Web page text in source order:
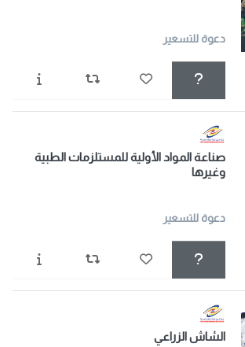
دعوة للتسعير
صناعة المواد الأولية للمستلزمات الطبية
وغيرها
دعوة للتسعير
الشاش الزراعي